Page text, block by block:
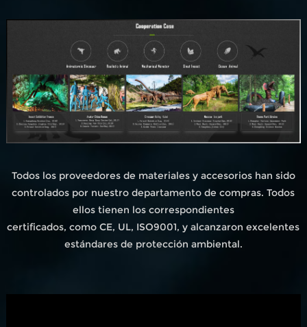
Todos los proveedores de materiales y accesorios han sido
controlados por nuestro departamento de compras. Todos
ellos tienen los correspondientes
certificados, como CE, UL, ISO9001, y alcanzaron excelentes
estándares de protección ambiental.